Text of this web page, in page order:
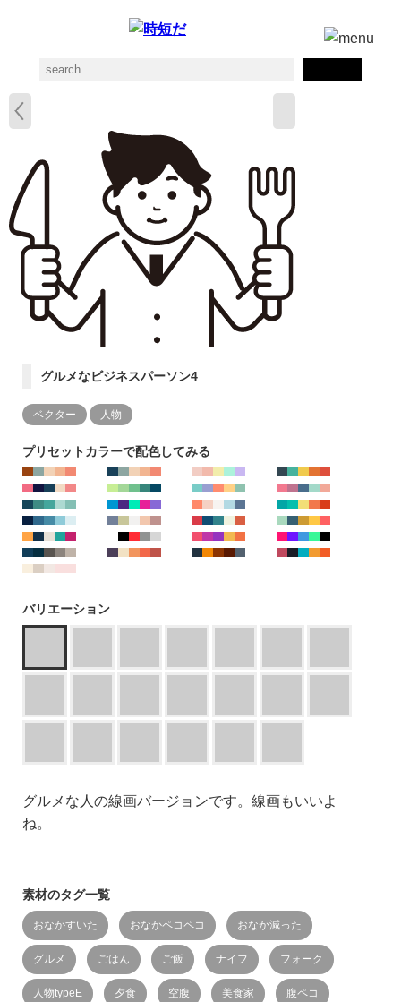
グルメなビジネスパーソン4
ベクター 人物
プリセットカラーで配色してみる
バリエーション
グルメな人の線画バージョンです。線画もいいよ
ね。
素材のタグ一覧
おなかすいた おなかペコペコ おなか減った
グルメ ごはん ご飯 ナイフ フォーク
人物typeE 夕食 空腹 美食家 腹ペコ